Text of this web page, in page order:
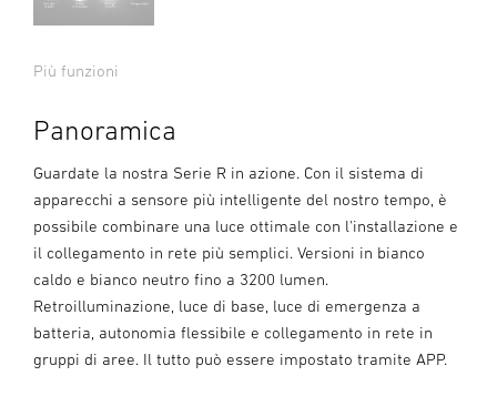
Più funzioni
Panoramica
Guardate la nostra Serie R in azione. Con il sistema di
apparecchi a sensore più intelligente del nostro tempo, è
possibile combinare una luce ottimale con l'installazione e
il collegamento in rete più semplici. Versioni in bianco
caldo e bianco neutro fino a 3200 lumen.
Retroilluminazione, luce di base, luce di emergenza a
batteria, autonomia flessibile e collegamento in rete in
gruppi di aree. Il tutto può essere impostato tramite APP.